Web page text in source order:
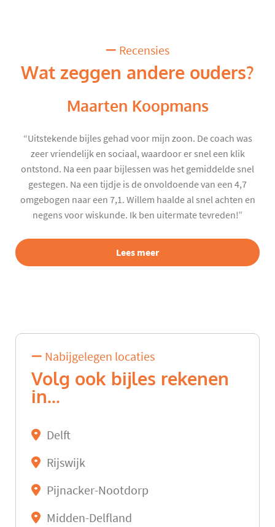
Recensies
Wat zeggen andere ouders?
Maarten Koopmans
“Uitstekende bijles gehad voor mijn zoon. De coach was
zeer vriendelijk en sociaal, waardoor er snel een klik
ontstond. Na een paar bijlessen was het gemiddelde snel
gestegen. Na een tijdje is de onvoldoende van een 4,7
omgebogen naar een 7,1. Willem haalde al snel achten en
negens voor wiskunde. Ik ben uitermate tevreden!”
Lees meer
Nabijgelegen locaties
Volg ook bijles rekenen
in...
Delft
Rijswijk
Pijnacker-Nootdorp
Midden-Delfland